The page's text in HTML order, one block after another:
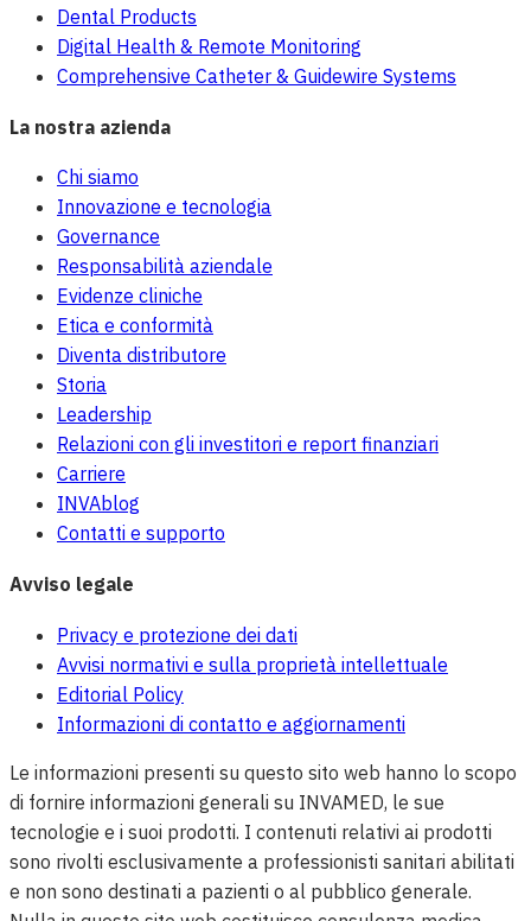
Dental Products
Digital Health & Remote Monitoring
Comprehensive Catheter & Guidewire Systems
La nostra azienda
Chi siamo
Innovazione e tecnologia
Governance
Responsabilità aziendale
Evidenze cliniche
Etica e conformità
Diventa distributore
Storia
Leadership
Relazioni con gli investitori e report finanziari
Carriere
INVAblog
Contatti e supporto
Avviso legale
Privacy e protezione dei dati
Avvisi normativi e sulla proprietà intellettuale
Editorial Policy
Informazioni di contatto e aggiornamenti
Le informazioni presenti su questo sito web hanno lo scopo
di fornire informazioni generali su INVAMED, le sue
tecnologie e i suoi prodotti. I contenuti relativi ai prodotti
sono rivolti esclusivamente a professionisti sanitari abilitati
e non sono destinati a pazienti o al pubblico generale.